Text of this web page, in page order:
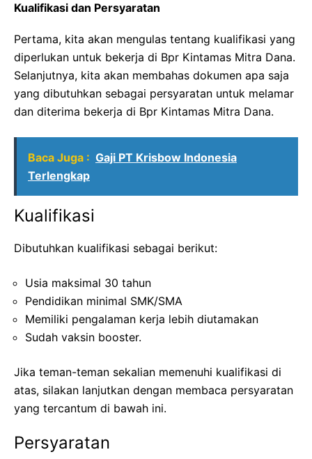
Kualifikasi dan Persyaratan
Pertama, kita akan mengulas tentang kualifikasi yang
diperlukan untuk bekerja di Bpr Kintamas Mitra Dana.
Selanjutnya, kita akan membahas dokumen apa saja
yang dibutuhkan sebagai persyaratan untuk melamar
dan diterima bekerja di Bpr Kintamas Mitra Dana.
Baca Juga : Gaji PT Krisbow Indonesia
Terlengkap
Kualifikasi
Dibutuhkan kualifikasi sebagai berikut:
Usia maksimal 30 tahun
Pendidikan minimal SMK/SMA
Memiliki pengalaman kerja lebih diutamakan
Sudah vaksin booster.
Jika teman-teman sekalian memenuhi kualifikasi di
atas, silakan lanjutkan dengan membaca persyaratan
yang tercantum di bawah ini.
Persyaratan